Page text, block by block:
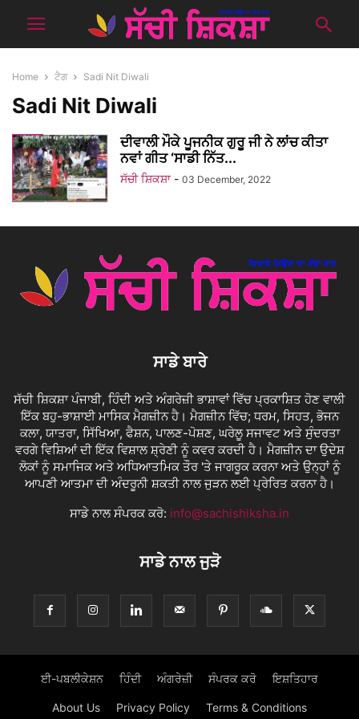
Home ਟੈਗ Sadi Nit Diwali
Sadi Nit Diwali
ਦੀਵਾਲੀ ਮੌਕੇ ਪੂਜਨੀਕ ਗੁਰੂ ਜੀ ਨੇ ਲਾਂਚ ਕੀਤਾ
ਨਵਾਂ ਗੀਤ ‘ਸਾਡੀ ਨਿੱਤ...
ਸੱਚੀ ਸ਼ਿਕਸ਼ਾ - 03 December, 2022
ਸਾਡੇ ਬਾਰੇ
ਸੱਚੀ ਸ਼ਿਕਸ਼ਾ ਪੰਜਾਬੀ, ਹਿੰਦੀ ਅਤੇ ਅੰਗਰੇਜ਼ੀ ਭਾਸ਼ਾਵਾਂ ਵਿੱਚ ਪ੍ਰਕਾਸ਼ਿਤ ਹੋਣ ਵਾਲੀ
ਇੱਕ ਬਹੁ-ਭਾਸ਼ਾਈ ਮਾਸਿਕ ਮੈਗਜ਼ੀਨ ਹੈ। ਮੈਗਜ਼ੀਨ ਵਿੱਚ; ਧਰਮ, ਸਿਹਤ, ਭੋਜਨ
ਕਲਾ, ਯਾਤਰਾ, ਸਿੱਖਿਆ, ਫੈਸ਼ਨ, ਪਾਲਣ-ਪੋਸ਼ਣ, ਘਰੇਲੂ ਸਜਾਵਟ ਅਤੇ ਸੁੰਦਰਤਾ
ਵਰਗੇ ਵਿਸ਼ਿਆਂ ਦੀ ਇੱਕ ਵਿਸ਼ਾਲ ਸ਼੍ਰੇਣੀ ਨੂੰ ਕਵਰ ਕਰਦੀ ਹੈ। ਮੈਗਜ਼ੀਨ ਦਾ ਉਦੇਸ਼
ਲੋਕਾਂ ਨੂੰ ਸਮਾਜਿਕ ਅਤੇ ਅਧਿਆਤਮਿਕ ਤੌਰ 'ਤੇ ਜਾਗਰੂਕ ਕਰਨਾ ਅਤੇ ਉਨ੍ਹਾਂ ਨੂੰ
ਆਪਣੀ ਆਤਮਾ ਦੀ ਅੰਦਰੂਨੀ ਸ਼ਕਤੀ ਨਾਲ ਜੁੜਨ ਲਈ ਪ੍ਰੇਰਿਤ ਕਰਨਾ ਹੈ।
ਸਾਡੇ ਨਾਲ ਸੰਪਰਕ ਕਰੋ: info@sachishiksha.in
ਸਾਡੇ ਨਾਲ ਜੁੜੋ
ਈ-ਪਬਲੀਕੇਸ਼ਨ ਹਿੰਦੀ ਅੰਗਰੇਜ਼ੀ ਸੰਪਰਕ ਕਰੋ ਇਸ਼ਤਿਹਾਰ
About Us Privacy Policy Terms & Conditions